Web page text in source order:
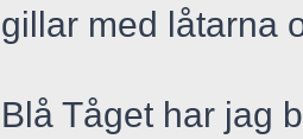
gillar med låtarna
Blå Tåget har jag